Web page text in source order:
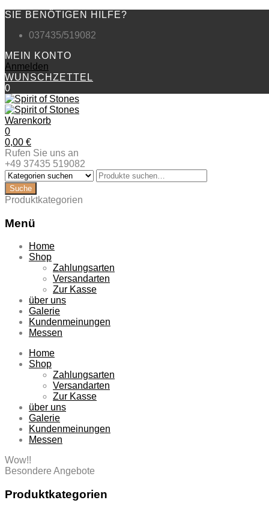
SIE BENÖTIGEN HILFE?
037435/519082
MEIN KONTO
Anmelden
WUNSCHZETTEL
0
Warenkorb
0
0,00 €
Rufen Sie uns an
+49 37435 519082
Produktkategorien
Menü
Zum
Inhalt
Home
Shop
Zahlungsarten
Versandarten
Zur Kasse
über uns
Galerie
Kundenmeinungen
Messen
Home
Shop
Zahlungsarten
Versandarten
Zur Kasse
über uns
Galerie
Kundenmeinungen
Messen
Wow!!
Besondere Angebote
Produktkategorien